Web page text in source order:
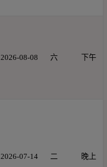
2026-08-08 六 下午
2026-07-14 二 晚上